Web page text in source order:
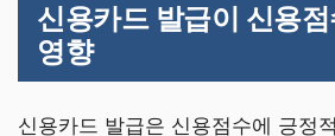
신용카드 발급이 신용
영향
신용카드 발급은 신용점수에 긍정